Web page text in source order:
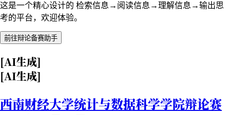
这是一个精心设计的 检索信息→阅读信息→理解信息→输出思
考的平台，欢迎体验。
前往辩论备赛助手
[AI生成]
[AI生成]
西南财经大学统计与数据科学学院辩论赛